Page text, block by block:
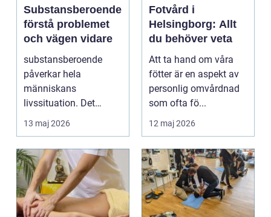
Substansberoende
förstå problemet
och vägen vidare
substansberoende
påverkar hela
människans
livssituation. Det
handlar sällan bara
om alkohol, narkoti...
13 maj 2026
Fotvård i
Helsingborg: Allt
du behöver veta
Att ta hand om våra
fötter är en aspekt av
personlig omvårdnad
som ofta fö...
12 maj 2026